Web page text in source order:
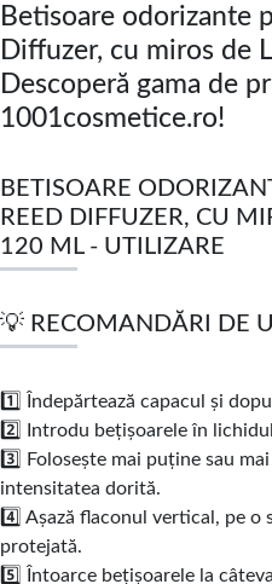
Betisoare odorizante
Diffuzer, cu miros de
Descoperă gama de
1001cosmetice.ro!
BETISOARE
REED DIFFUZER, CU
120 ML - UTILIZARE
💡 RECOMANDĂRI DE
1️⃣ Îndepărtează capacul și
2️⃣ Introdu bețișoarele în
3️⃣ Folosește mai puține sau
intensitatea dorită.
4️⃣ Așază flaconul vertical, pe
protejată.
5️⃣ Întoarce bețișoarele la